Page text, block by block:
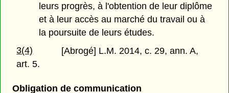
leurs progrès, à l'obtention de leur diplôme
et à leur accès au marché du travail ou à
la poursuite de leurs études.
3(4)
[Abrogé] L.M. 2014, c. 29, ann. A,
art. 5.
Obligation de communication